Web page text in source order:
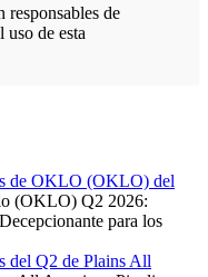
responsables de
de esta
de OKLO (OKLO) del
(OKLO) Q2 2026:
para los
del Q2 de Plains All